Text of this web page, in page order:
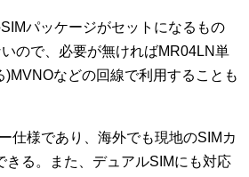
パッケージがセットになるもの
ので、必要が無ければMR04LN単
などの回線で利用することも
仕様であり、海外でも現地のSIMカ
きる。また、デュアルSIMにも対応